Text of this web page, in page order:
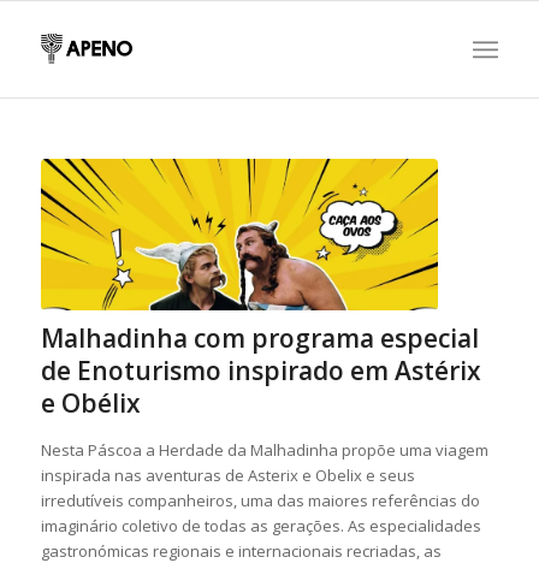
Malhadinha com programa especial
de Enoturismo inspirado em Astérix
e Obélix
Nesta Páscoa a Herdade da Malhadinha propõe uma viagem
inspirada nas aventuras de Asterix e Obelix e seus
irredutíveis companheiros, uma das maiores referências do
imaginário coletivo de todas as gerações. As especialidades
gastronómicas regionais e internacionais recriadas, as